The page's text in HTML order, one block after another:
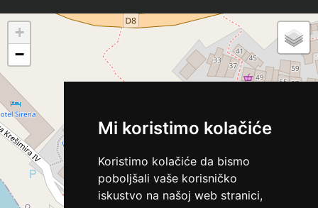
Mi koristimo kolačiće
Koristimo kolačiće da bismo
poboljšali vaše korisničko
iskustvo na našoj web stranici,
+
−